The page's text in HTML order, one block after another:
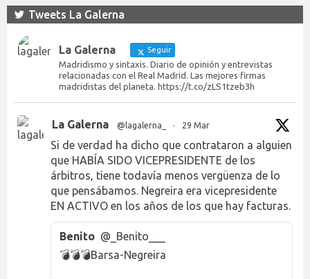
Tweets La Galerna
La Galerna Seguir
Madridismo y sintaxis. Diario de opinión y entrevistas
relacionadas con el Real Madrid. Las mejores firmas
madridistas del planeta. https://t.co/zLS1tzeb3h
La Galerna @lagalerna_ · 29 Mar
Si de verdad ha dicho que contrataron a alguien
que HABÍA SIDO VICEPRESIDENTE de los
árbitros, tiene todavía menos vergüenza de lo
que pensábamos. Negreira era vicepresidente
EN ACTIVO en los años de los que hay facturas.
Benito @_Benito___
💣💣💣Barsa-Negreira